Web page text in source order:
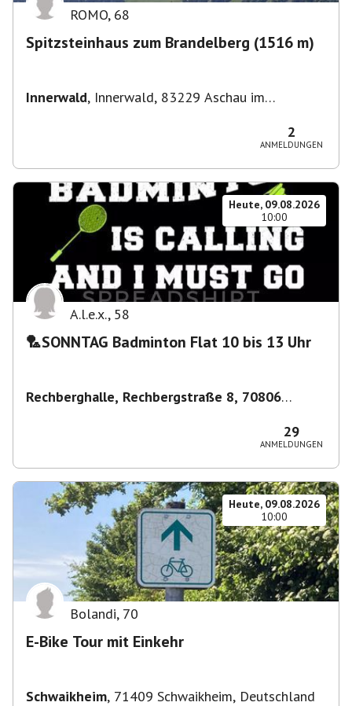
ROMO, 68
Spitzsteinhaus zum Brandelberg (1516 m)
Innerwald, Innerwald, 83229 Aschau im
2
ANMELDUNGEN
Heute, 09.08.2026
10:00
A.l.e.x., 58
🏸SONNTAG Badminton Flat 10 bis 13 Uhr
Rechberghalle, Rechbergstraße 8, 70806
29
ANMELDUNGEN
Heute, 09.08.2026
10:00
Bolandi, 70
E-Bike Tour mit Einkehr
Schwaikheim, 71409 Schwaikheim, Deutschland